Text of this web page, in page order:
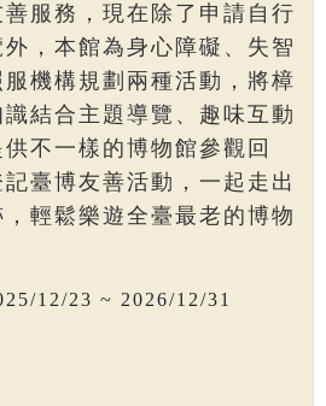
服務，現在除了申請自行
，本館為身心障礙、失智
機構規劃兩種活動，將樟
結合主題導覽、趣味互動
不一樣的博物館參觀回
臺博友善活動，一起走出
輕鬆樂遊全臺最老的博物
12/23 ~ 2026/12/31